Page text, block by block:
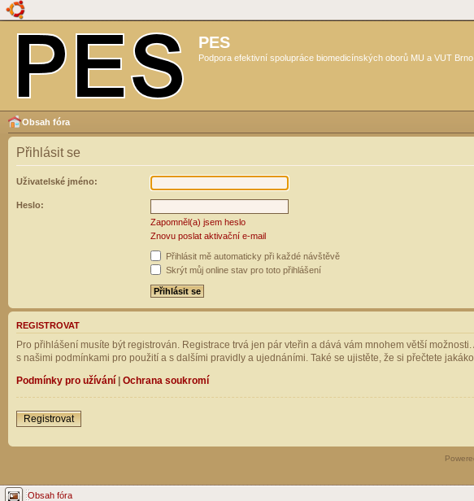
PES
Podpora efektivní spolupráce biomedicínských oborů MU a VUT
Obsah fóra
Přihlásit se
Uživatelské jméno:
Heslo:
Zapomněl(a) jsem heslo
Znovu poslat aktivační e-mail
Přihlásit mě automaticky při každé návštěvě
Skrýt můj online stav pro toto přihlášení
REGISTROVAT
Pro přihlášení musíte být registrován. Registrace trvá jen pár vteřin a dává vám mnohem větší
s našimi podmínkami pro použití a s dalšími pravidly a ujednáními. Také se ujistěte, že si přečtete
Podmínky pro užívání | Ochrana soukromí
Registrovat
Obsah fóra